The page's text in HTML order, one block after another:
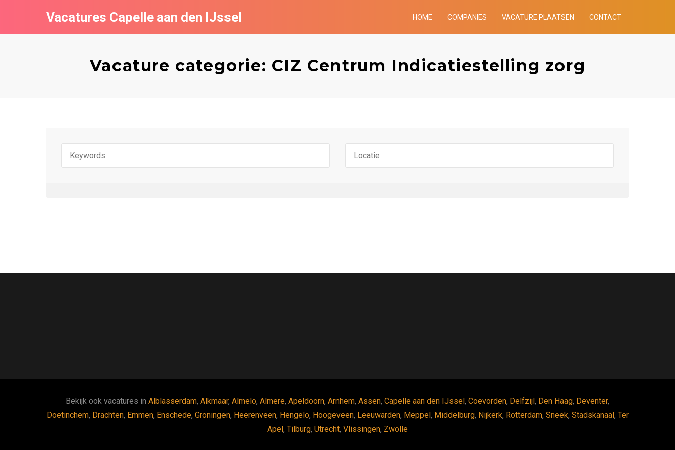
Vacatures Capelle aan den IJssel HOME COMPANIES VACATURE PLAATSEN CONTACT
Vacature categorie: CIZ Centrum Indicatiestelling zorg
Bekijk ook vacatures in Alblasserdam, Alkmaar, Almelo, Almere, Apeldoorn, Arnhem, Assen, Capelle aan den IJssel , Coevorden, Delfzijl , Den Haag, Deventer,
Doetinchem, Drachten, Emmen, Enschede, Groningen, Heerenveen, Hengelo, Hoogeveen, Leeuwarden, Meppel , Middelburg, Nijkerk, Rotterdam, Sneek, Stadskanaal , Ter
Apel , Tilburg, Utrecht, Vlissingen, Zwolle